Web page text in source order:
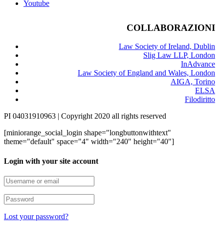
Youtube
COLLABORAZIONI
Law Society of Ireland, Dublin
Slig Law LLP, London
InAdvance
Law Society of England and Wales, London
AIGA, Torino
ELSA
Filodiritto
PI 04031910963 | Copyright 2020 all rights reserved
[miniorange_social_login shape="longbuttonwithtext"
theme="default" space="4" width="240" height="40"]
Login with your site account
Lost your password?